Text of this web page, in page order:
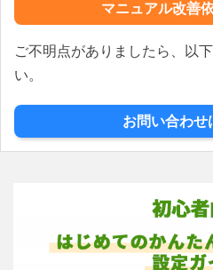
ョ
ン
マニュアル改善
ご不明点がありましたら、以
い。
お問い合わせ